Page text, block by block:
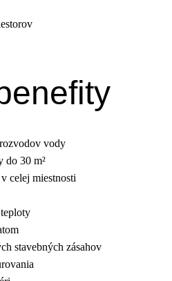
vody
do 30 m²
celej miestnosti
stavebných zásahov